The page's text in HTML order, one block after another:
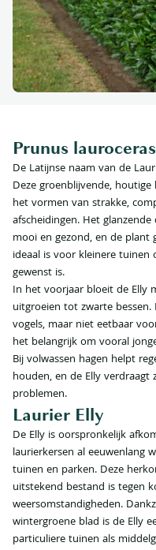
Prunus
De Latijnse naam van de
Deze groenblijvende,
het vormen van strakke,
afscheidingen. Het
mooi en gezond, en de
ideaal is voor kleinere
gewenst is.
In het voorjaar bloeit de Elly
uitgroeien tot zwarte
vogels, maar niet eetbaar
het belangrijk om vooral
Bij volwassen hagen helpt
houden, en de Elly
problemen.
Laurier Elly
De Elly is oorspronkelijk
laurierkersen al eeuwenlang
tuinen en parken. Deze
uitstekend bestand is tegen
weersomstandigheden.
wintergroene blad is de Elly
particuliere tuinen als